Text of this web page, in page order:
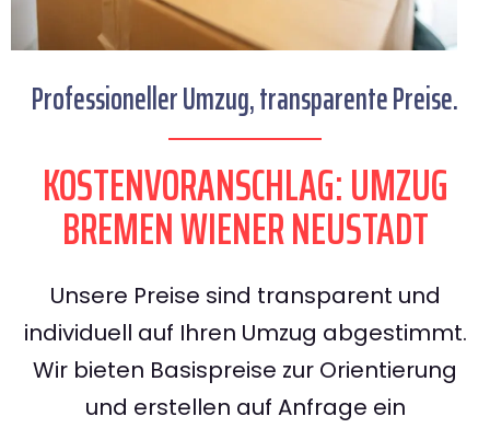
Professioneller Umzug, transparente Preise.
KOSTENVORANSCHLAG: UMZUG
BREMEN WIENER NEUSTADT
Unsere Preise sind transparent und
individuell auf Ihren Umzug abgestimmt.
Wir bieten Basispreise zur Orientierung
und erstellen auf Anfrage ein